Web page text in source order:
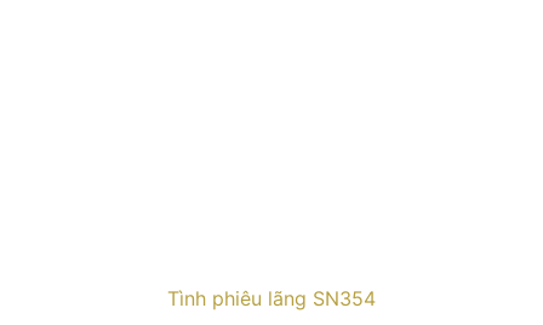
Tình phiêu lãng SN354